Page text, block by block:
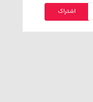
تومان
اشتراک